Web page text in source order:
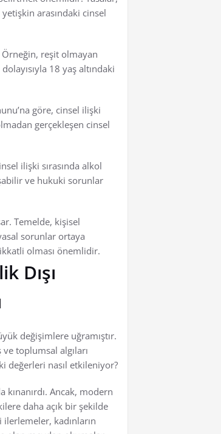
arasındaki cinsel
reşit olmayan
18 yaş altındaki
göre, cinsel ilişki
gerçekleşen cinsel
ilişki sırasında alkol
ve hukuki sorunlar
Temelde, kişisel
sorunlar ortaya
olması önemlidir.
Dışı
değişimlere uğramıştır.
toplumsal algıları
değerleri nasıl etkileniyor?
Ancak, modern
daha açık bir şekilde
kadınların